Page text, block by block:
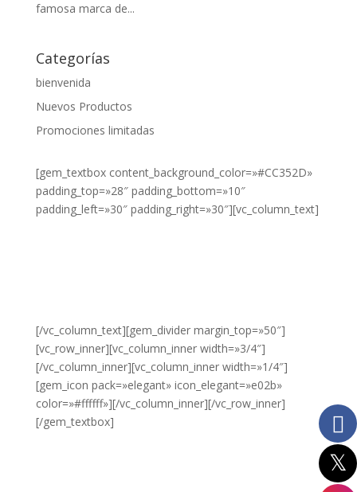
famosa marca de...
Categorías
bienvenida
Nuevos Productos
Promociones limitadas
[gem_textbox content_background_color=»#CC352D»
padding_top=»28″ padding_bottom=»10″
padding_left=»30″ padding_right=»30″][vc_column_text]
[/vc_column_text][gem_divider margin_top=»50″]
[vc_row_inner][vc_column_inner width=»3/4″]
[/vc_column_inner][vc_column_inner width=»1/4″]
[gem_icon pack=»elegant» icon_elegant=»e02b»
color=»#ffffff»][/vc_column_inner][/vc_row_inner]
[/gem_textbox]